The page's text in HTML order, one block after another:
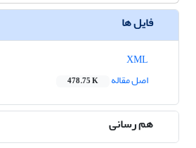
فایل ها
اصل مقاله
478.75 K
هم رسانی